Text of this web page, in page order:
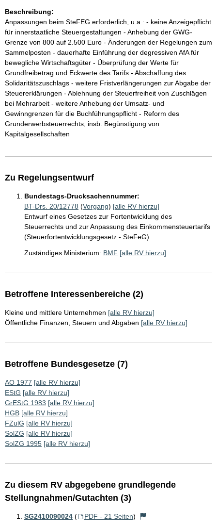
Beschreibung:
Anpassungen beim SteFEG erforderlich, u.a.: - keine Anzeigepflicht
für innerstaatliche Steuergestaltungen - Anhebung der GWG-
Grenze von 800 auf 2.500 Euro - Änderungen der Regelungen zum
Sammelposten - dauerhafte Einführung der degressiven AfA für
bewegliche Wirtschaftsgüter - Überprüfung der Werte für
Grundfreibetrag und Eckwerte des Tarifs - Abschaffung des
Solidaritätszuschlags - weitere Fristverlängerungen zur Abgabe der
Steuererklärungen - Ablehnung der Steuerfreiheit von Zuschlägen
bei Mehrarbeit - weitere Anhebung der Umsatz- und
Gewinngrenzen für die Buchführungspflicht - Reform des
Grunderwerbsteuerrechts, insb. Begünstigung von
Kapitalgesellschaften
Zu Regelungsentwurf
Bundestags-Drucksachennummer:
BT-Drs. 20/12778 (Vorgang) [alle RV hierzu]
Entwurf eines Gesetzes zur Fortentwicklung des
Steuerrechts und zur Anpassung des Einkommensteuertarifs
(Steuerfortentwicklungsgesetz - SteFeG)
Zuständiges Ministerium: BMF [alle RV hierzu]
Betroffene Interessenbereiche (2)
Kleine und mittlere Unternehmen [alle RV hierzu]
Öffentliche Finanzen, Steuern und Abgaben [alle RV hierzu]
Betroffene Bundesgesetze (7)
AO 1977 [alle RV hierzu]
EStG [alle RV hierzu]
GrEStG 1983 [alle RV hierzu]
HGB [alle RV hierzu]
FZulG [alle RV hierzu]
SolZG [alle RV hierzu]
SolZG 1995 [alle RV hierzu]
Zu diesem RV abgegebene grundlegende
Stellungnahmen/Gutachten (3)
SG2410090024 ( PDF - 21 Seiten)